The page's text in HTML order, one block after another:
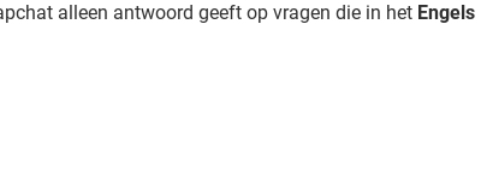
alleen antwoord geeft op vragen die in het Engels